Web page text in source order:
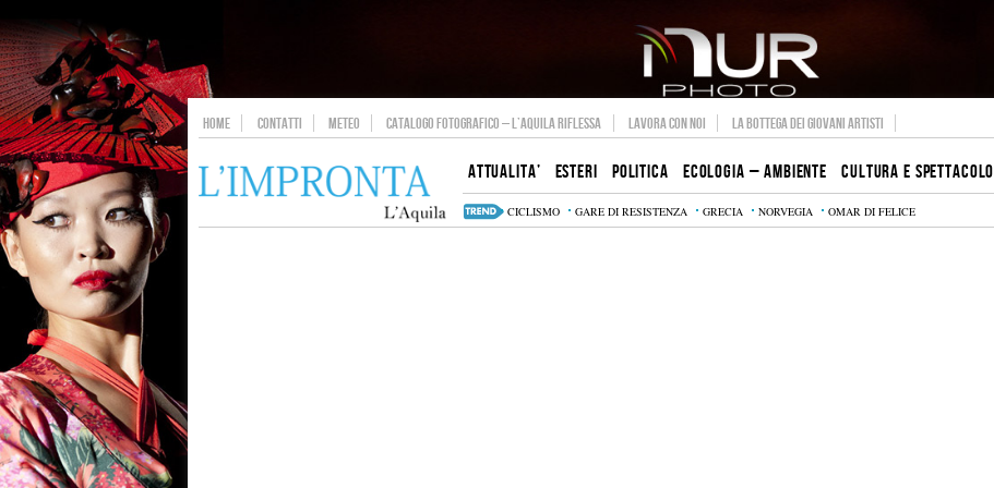
HOME CONTATTI METEO CATALOGO FOTOGRAFICO – L’AQUILA RIFLESSA LAVORA CON NOI LA BOTTEGA DEI GIOVANI ARTISTI
ATTUALITA’ ESTERI POLITICA ECOLOGIA – AMBIENTE CULTURA E SPETTACOLO
CICLISMO GARE DI RESISTENZA GRECIA NORVEGIA OMAR DI FELICE